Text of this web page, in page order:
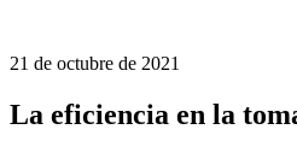
21 de octubre de 2021
La eficiencia en la